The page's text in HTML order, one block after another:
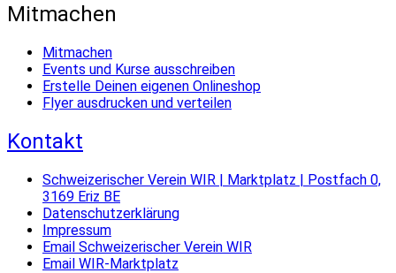
Mitmachen
Mitmachen
Events und Kurse ausschreiben
Erstelle Deinen eigenen Onlineshop
Flyer ausdrucken und verteilen
Kontakt
Schweizerischer Verein WIR | Marktplatz | Postfach 0,
3169 Eriz BE
Datenschutzerklärung
Impressum
Email Schweizerischer Verein WIR
Email WIR-Marktplatz